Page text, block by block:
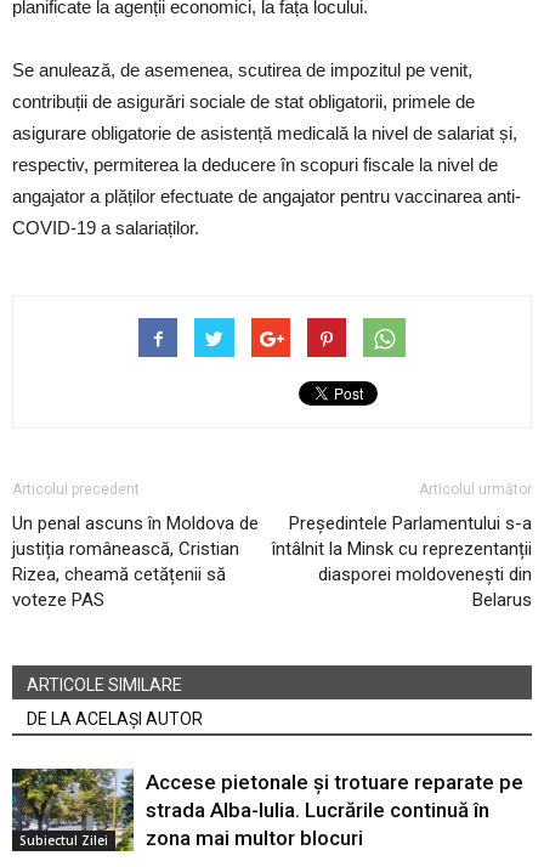
planificate la agenții economici, la fața locului.
Se anulează, de asemenea, scutirea de impozitul pe venit,
contribuții de asigurări sociale de stat obligatorii, primele de
asigurare obligatorie de asistență medicală la nivel de salariat și,
respectiv, permiterea la deducere în scopuri fiscale la nivel de
angajator a plăților efectuate de angajator pentru vaccinarea anti-
COVID-19 a salariaților.
Articolul precedent
Un penal ascuns în Moldova de
justiția românească, Cristian
Rizea, cheamă cetățenii să
voteze PAS
Articolul următor
Președintele Parlamentului s-a
întâlnit la Minsk cu reprezentanții
diasporei moldovenești din
Belarus
ARTICOLE SIMILARE
DE LA ACELAȘI AUTOR
Subiectul Zilei
Accese pietonale și trotuare reparate pe
strada Alba-Iulia. Lucrările continuă în
zona mai multor blocuri